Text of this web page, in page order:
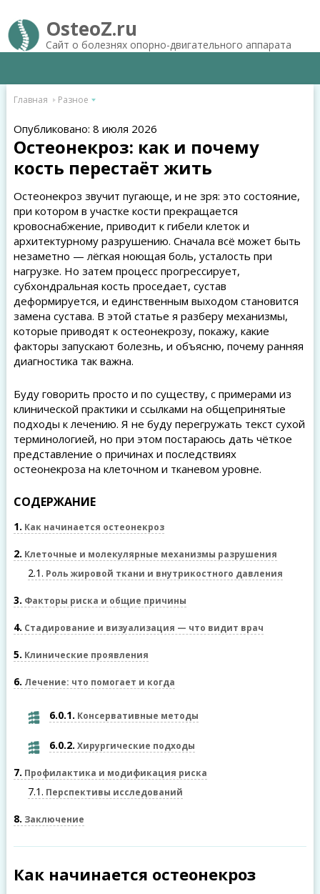
OsteoZ.ru
Сайт о болезнях опорно-двигательного аппарата
Главная Разное
Опубликовано: 8 июля 2026
Остеонекроз: как и почему
кость перестаёт жить
Остеонекроз звучит пугающе, и не зря: это состояние,
при котором в участке кости прекращается
кровоснабжение, приводит к гибели клеток и
архитектурному разрушению. Сначала всё может быть
незаметно — лёгкая ноющая боль, усталость при
нагрузке. Но затем процесс прогрессирует,
субхондральная кость проседает, сустав
деформируется, и единственным выходом становится
замена сустава. В этой статье я разберу механизмы,
которые приводят к остеонекрозу, покажу, какие
факторы запускают болезнь, и объясню, почему ранняя
диагностика так важна.
Буду говорить просто и по существу, с примерами из
клинической практики и ссылками на общепринятые
подходы к лечению. Я не буду перегружать текст сухой
терминологией, но при этом постараюсь дать чёткое
представление о причинах и последствиях
остеонекроза на клеточном и тканевом уровне.
СОДЕРЖАНИЕ
1 Как начинается остеонекроз
2 Клеточные и молекулярные механизмы разрушения
2.1 Роль жировой ткани и внутрикостного давления
3 Факторы риска и общие причины
4 Стадирование и визуализация — что видит врач
5 Клинические проявления
6 Лечение: что помогает и когда
6.0.1 Консервативные методы
6.0.2 Хирургические подходы
7 Профилактика и модификация риска
7.1 Перспективы исследований
8 Заключение
Как начинается остеонекроз